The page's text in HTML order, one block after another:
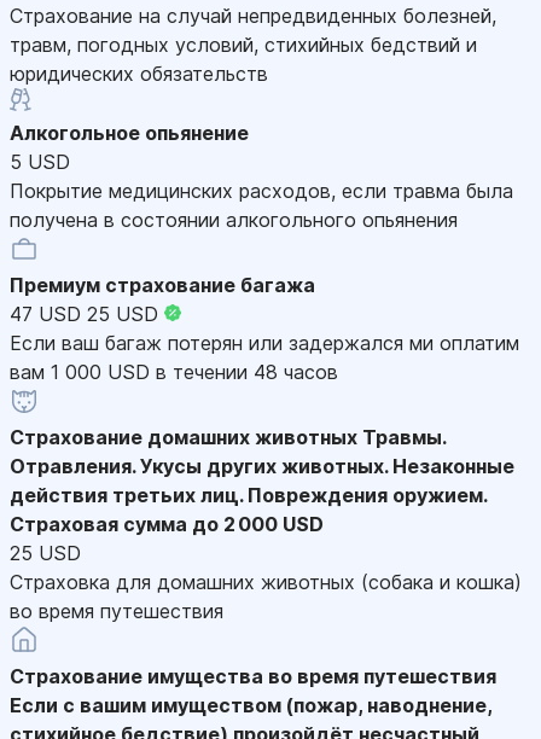
Страхование на случай непредвиденных болезней,
травм, погодных условий, стихийных бедствий и
юридических обязательств
Алкогольное опьянение
5 USD
Покрытие медицинских расходов, если травма была
получена в состоянии алкогольного опьянения
Премиум страхование багажа
47 USD 25 USD
Если ваш багаж потерян или задержался ми оплатим
вам 1 000 USD в течении 48 часов
Страхование домашних животных Травмы.
Отравления. Укусы других животных. Незаконные
действия третьих лиц. Повреждения оружием.
Страховая сумма до 2 000 USD
25 USD
Страховка для домашних животных (собака и кошка)
во время путешествия
Страхование имущества во время путешествия
Если с вашим имуществом (пожар, наводнение,
стихийное бедствие) произойдёт несчастный